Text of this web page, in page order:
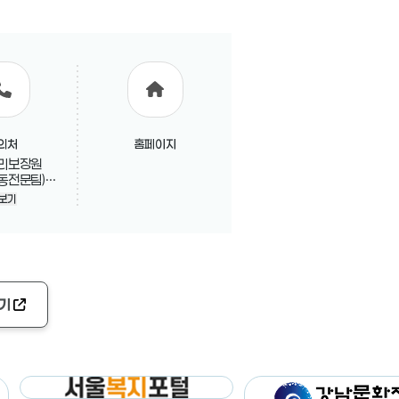
처
보장원
전문팀)
0182
기
홈페이지